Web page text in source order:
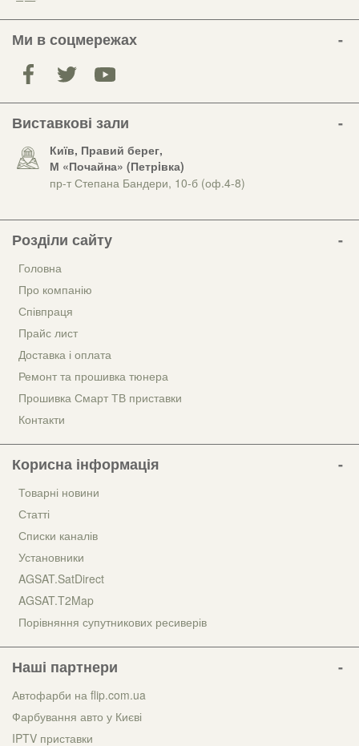
Ми в соцмережах
Виставкові зали
Київ, Правий берег,
М «Почайна» (Петрiвка)
пр-т Степана Бандери, 10-б (оф.4-8)
Розділи сайту
Головна
Про компанію
Співпраця
Прайс лист
Доставка і оплата
Ремонт та прошивка тюнера
Прошивка Смарт ТВ приставки
Контакти
Корисна інформація
Товарні новини
Статті
Списки каналів
Установники
AGSAT.SatDirect
AGSAT.T2Map
Порівняння супутникових ресиверів
Наші партнери
Автофарби на flip.com.ua
Фарбування авто у Києві
IPTV приставки